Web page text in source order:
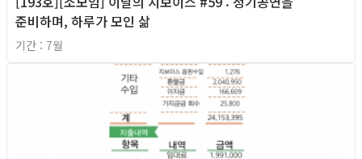
준비하며, 하루가 모인 삶
기간 : 7월